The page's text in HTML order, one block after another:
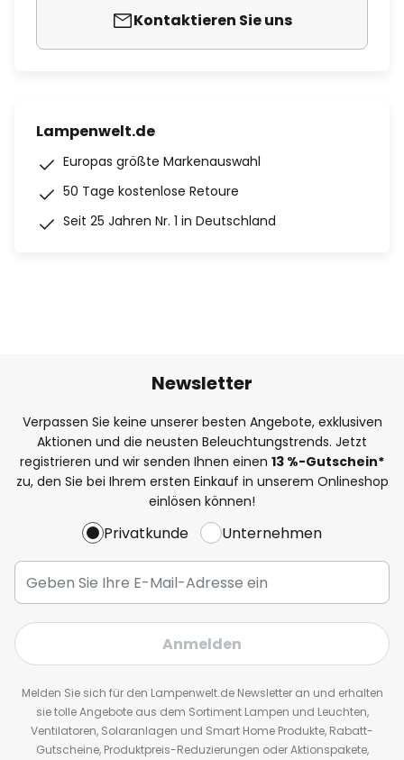
Kontaktieren Sie uns
Lampenwelt.de
Europas größte Markenauswahl
50 Tage kostenlose Retoure
Seit 25 Jahren Nr. 1 in Deutschland
Newsletter
Verpassen Sie keine unserer besten Angebote, exklusiven
Aktionen und die neusten Beleuchtungstrends. Jetzt
registrieren und wir senden Ihnen einen 13 %-Gutschein*
zu, den Sie bei Ihrem ersten Einkauf in unserem Onlineshop
einlösen können!
Privatkunde Unternehmen
Anmelden
Melden Sie sich für den Lampenwelt.de Newsletter an und erhalten
sie tolle Angebote aus dem Sortiment Lampen und Leuchten,
Ventilatoren, Solaranlagen und Smart Home Produkte, Rabatt-
Gutscheine, Produktpreis-Reduzierungen oder Aktionspakete,